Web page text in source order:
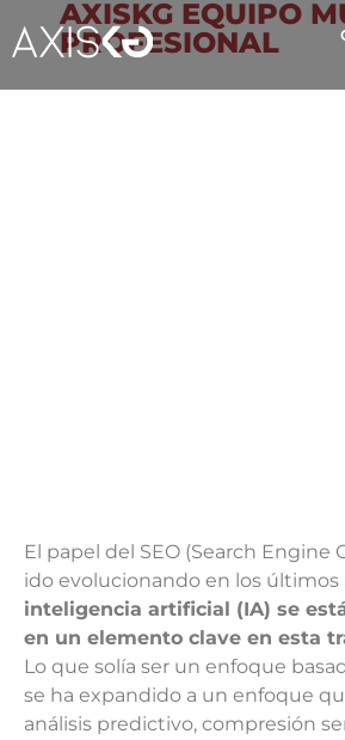
AXISKG EQUIPO
PROFESIONAL
El papel del SEO (Search Engine
ido evolucionando en los últimos
inteligencia artificial (IA) se
en un elemento clave en esta
Lo que solía ser un enfoque
se ha expandido a un enfoque
análisis predictivo, compresión